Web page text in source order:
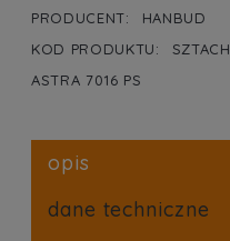
PRODUCENT:
HANBUD
KOD PRODUKTU:
SZTACH
ASTRA 7016 PS
opis
dane techniczne